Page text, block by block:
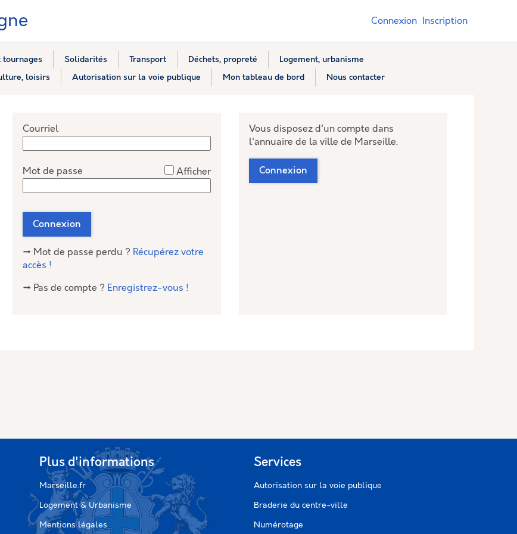
Connexion Inscription
tournages Solidarités Transport Déchets, propreté
Logement, urbanisme
loisirs Autorisation sur la voie publique Mon tableau de bord Nous contacter
Courriel
Mot de passe Afficher
Connexion
→ Mot de passe perdu ? Récupérez votre
accès !
→ Pas de compte ? Enregistrez-vous !
Vous disposez d'un compte dans
l'annuaire de la ville de Marseille.
Connexion
Plus d'informations
Marseille.fr
Logement & Urbanisme
Mentions légales
Services
Autorisation sur la voie publique
Braderie du centre-ville
Numérotage